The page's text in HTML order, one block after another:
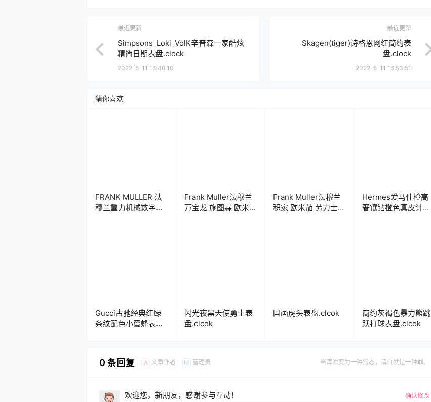
最近更新
Simpsons_Loki_VolK辛普森一家酷炫
精简日期表盘.clock
2022-5-11 16:48:10
最近更新
Skagen(tiger)诗格恩网红简约表
盘.clock
2022-5-11 16:53:51
猜你喜欢
FRANK MULLER 法
穆兰重力机械数字表
Frank Muller法穆兰
万宝龙 施图霖 欧米
Frank Muller法穆兰
积家 欧米茄 劳力士
Hermes爱马仕橙高
奢镶钻橙色真皮计时
Gucci古驰经典红绿
条纹配色小蜜蜂表
闪光夜黑天使勇士表
盘.clcok
国画虎头表盘.clcok
简约灰褐色暴力熊跳
跃打球表盘.clcok
0 条回复 A 文章作者 M 管理员 当浑浊变为一种常态，清白就是一种罪。
欢迎您，新朋友，感谢参与互动！ 确认修改